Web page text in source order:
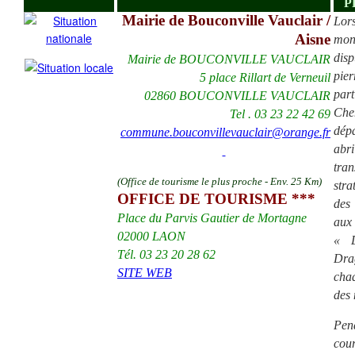
Mairie de Bouconville Vauclair /
Aisne
Mairie de BOUCONVILLE VAUCLAIR
5 place Rillart de Verneuil
02860 BOUCONVILLE VAUCLAIR
Tel . 03 23 22 42 69
commune.bouconvillevauclair@orange.fr
(Office de tourisme le plus proche - Env. 25 Km)
OFFICE DE TOURISME ***
Place du Parvis Gautier de Mortagne
02000 LAON
Tél. 03 23 20 28 62
SITE WEB
des
«
des